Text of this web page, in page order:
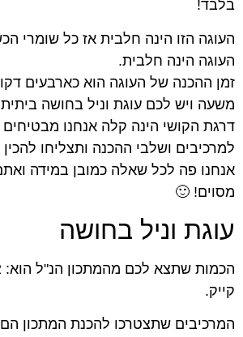
בלבד!
העוגה הזו הינה חלבית אז כל שומרי
העוגה הינה חלבית.
זמן ההכנה של העוגה הוא כארבעים
משעה ויש לכם עוגת וניל בחושה
דרגת הקושי הינה קלה אנחנו
למרכיבים ושלבי ההכנה ותצליחו
אנחנו פה לכל שאלה כמובן במידה
מסוים! 🙂
עוגת וניל בחושה
הכמות שתצא לכם מהמתכון הנ"ל הוא:
קייק.
המרכיבים שתצטרכו להכנת המתכון